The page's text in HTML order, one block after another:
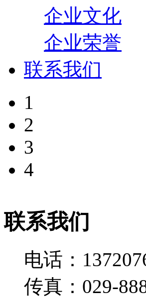
企业文化
企业荣誉
联系我们
1
2
3
4
联系我们
电话：
传真：029-